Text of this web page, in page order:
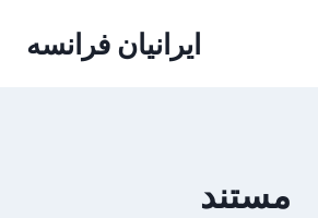
ایرانیان فرانسه
مستند